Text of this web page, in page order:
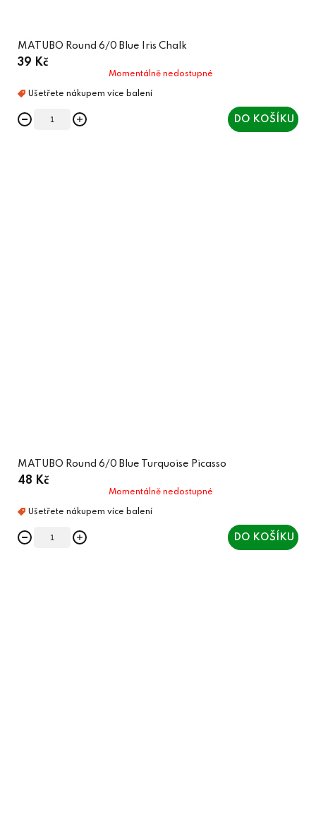
MATUBO Round 6/0 Blue Iris Chalk
39 Kč
Momentálně nedostupné
DO KOŠÍKU
MATUBO Round 6/0 Blue Turquoise Picasso
48 Kč
Momentálně nedostupné
DO KOŠÍKU